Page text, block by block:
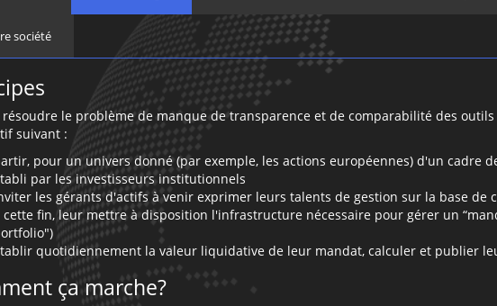
société
le problème de manque de transparence et de comparabilité des
suivant :
pour un univers donné (par exemple, les actions européennes) d'un cadre
par les investisseurs institutionnels
les gérants d'actifs à venir exprimer leurs talents de gestion sur la base de
cette fin, leur mettre à disposition l'infrastructure nécessaire pour gérer un
quotidiennement la valeur liquidative de leur mandat, calculer et publier
ça marche?